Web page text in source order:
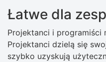
Łatwe dla
Projektanci i programiści
Projektanci dzielą się
szybko uzyskują